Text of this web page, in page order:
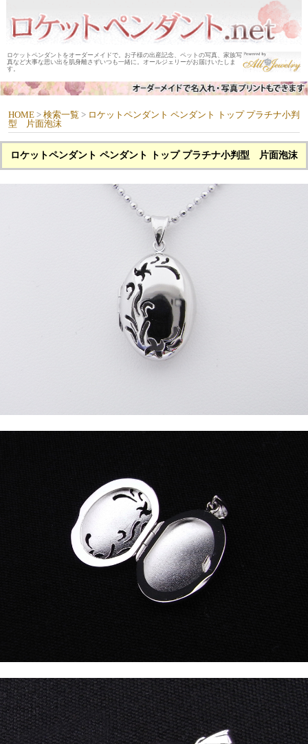
ロケットペンダントをオーダーメイドで。お子様の出産記念、ペットの写真、家族写
真など大事な思い出を肌身離さずいつも一緒に。オールジェリーがお届けいたしま
す。
HOME > 検索一覧 > ロケットペンダント ペンダント トップ プラチナ小判
型 片面泡沫
ロケットペンダント ペンダント トップ プラチナ小判型 片面泡沫